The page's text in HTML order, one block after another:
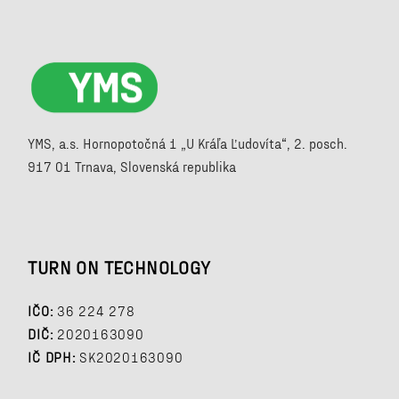
YMS, a.s. Hornopotočná 1 „U Kráľa Ľudovíta“, 2. posch.
917 01 Trnava, Slovenská republika
TURN ON TECHNOLOGY
IČO: 36 224 278
DIČ: 2020163090
IČ DPH: SK2020163090